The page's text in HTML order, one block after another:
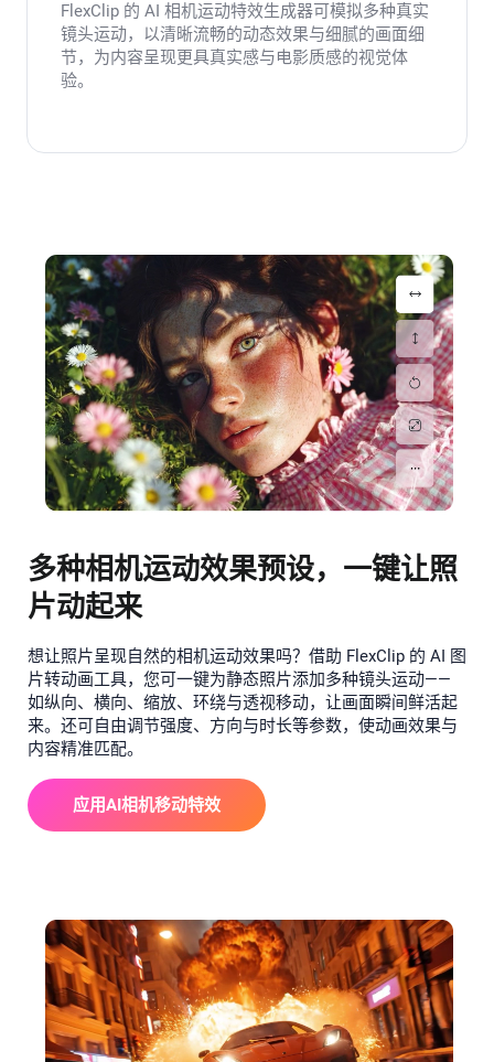
FlexClip 的 AI 相机运动特效生成器可模拟多种真实
镜头运动，以清晰流畅的动态效果与细腻的画面细
节，为内容呈现更具真实感与电影质感的视觉体
验。
多种相机运动效果预设，一键让照
片动起来
想让照片呈现自然的相机运动效果吗？借助 FlexClip 的 AI 图
片转动画工具，您可一键为静态照片添加多种镜头运动——
如纵向、横向、缩放、环绕与透视移动，让画面瞬间鲜活起
来。还可自由调节强度、方向与时长等参数，使动画效果与
内容精准匹配。
应用AI相机移动特效